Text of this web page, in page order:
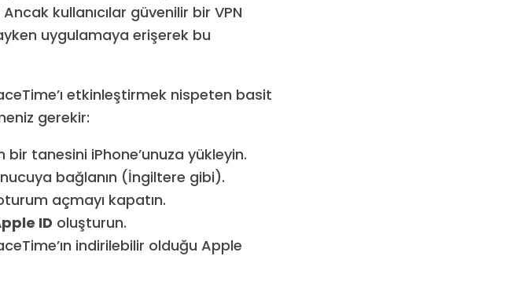
kullanıcılar güvenilir bir VPN
uygulamaya erişerek bu
etkinleştirmek nispeten basit
gerekir:
tanesini iPhone’unuza yükleyin.
bağlanın (İngiltere gibi).
açmayı kapatın.
ID oluşturun.
indirilebilir olduğu Apple